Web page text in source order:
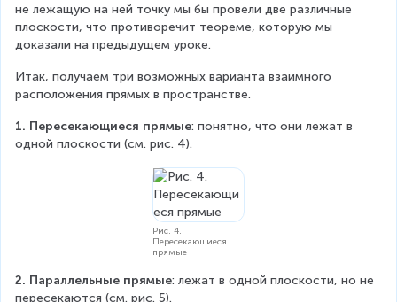
не лежащую на ней точку мы бы провели две различные
плоскости, что противоречит теореме, которую мы
доказали на предыдущем уроке.
Итак, получаем три возможных варианта взаимного
расположения прямых в пространстве.
1. Пересекающиеся прямые: понятно, что они лежат в
одной плоскости (см. рис. 4).
Рис. 4.
Пересекающиеся
прямые
2. Параллельные прямые: лежат в одной плоскости, но не
пересекаются (см. рис. 5).